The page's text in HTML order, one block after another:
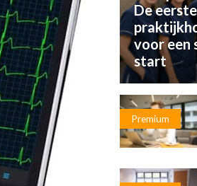
De
voor een
start
Premium